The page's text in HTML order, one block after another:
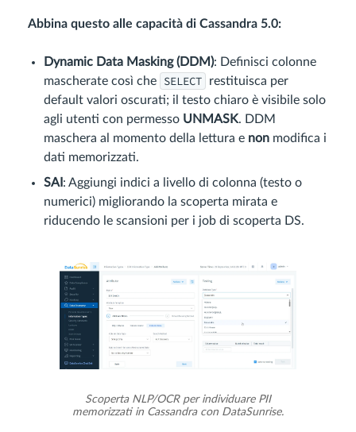
Abbina questo alle capacità di Cassandra 5.0:
Dynamic Data Masking (DDM): Definisci colonne
mascherate così che
SELECT
restituisca per
default valori oscurati; il testo chiaro è visibile solo
agli utenti con permesso UNMASK. DDM
maschera al momento della lettura e non modifica i
dati memorizzati.
SAI : Aggiungi indici a livello di colonna (testo o
numerici) migliorando la scoperta mirata e
riducendo le scansioni per i job di scoperta DS.
Scoperta NLP/OCR per individuare PII
memorizzati in Cassandra con DataSunrise.